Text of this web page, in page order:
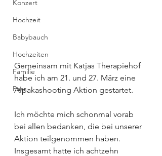
Konzert
Hochzeit
Babybauch
Hochzeiten
Familie
Paar
Gemeinsam mit Katjas Therapiehof
habe ich am 21. und 27. März eine
Alpakashooting Aktion gestartet.
Ich möchte mich schonmal vorab
bei allen bedanken, die bei unserer
Aktion teilgenommen haben.
Insgesamt hatte ich achtzehn